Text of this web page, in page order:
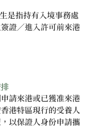
是指持有入境事務處
證／進入許可前來港
請來港或已獲准來港
港特區現行的受養人
以保證人身份申請攜